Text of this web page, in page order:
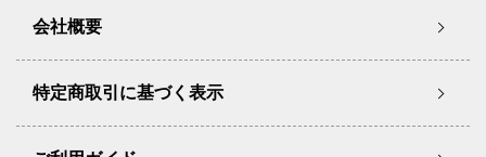
会社概要
特定商取引に基づく表示